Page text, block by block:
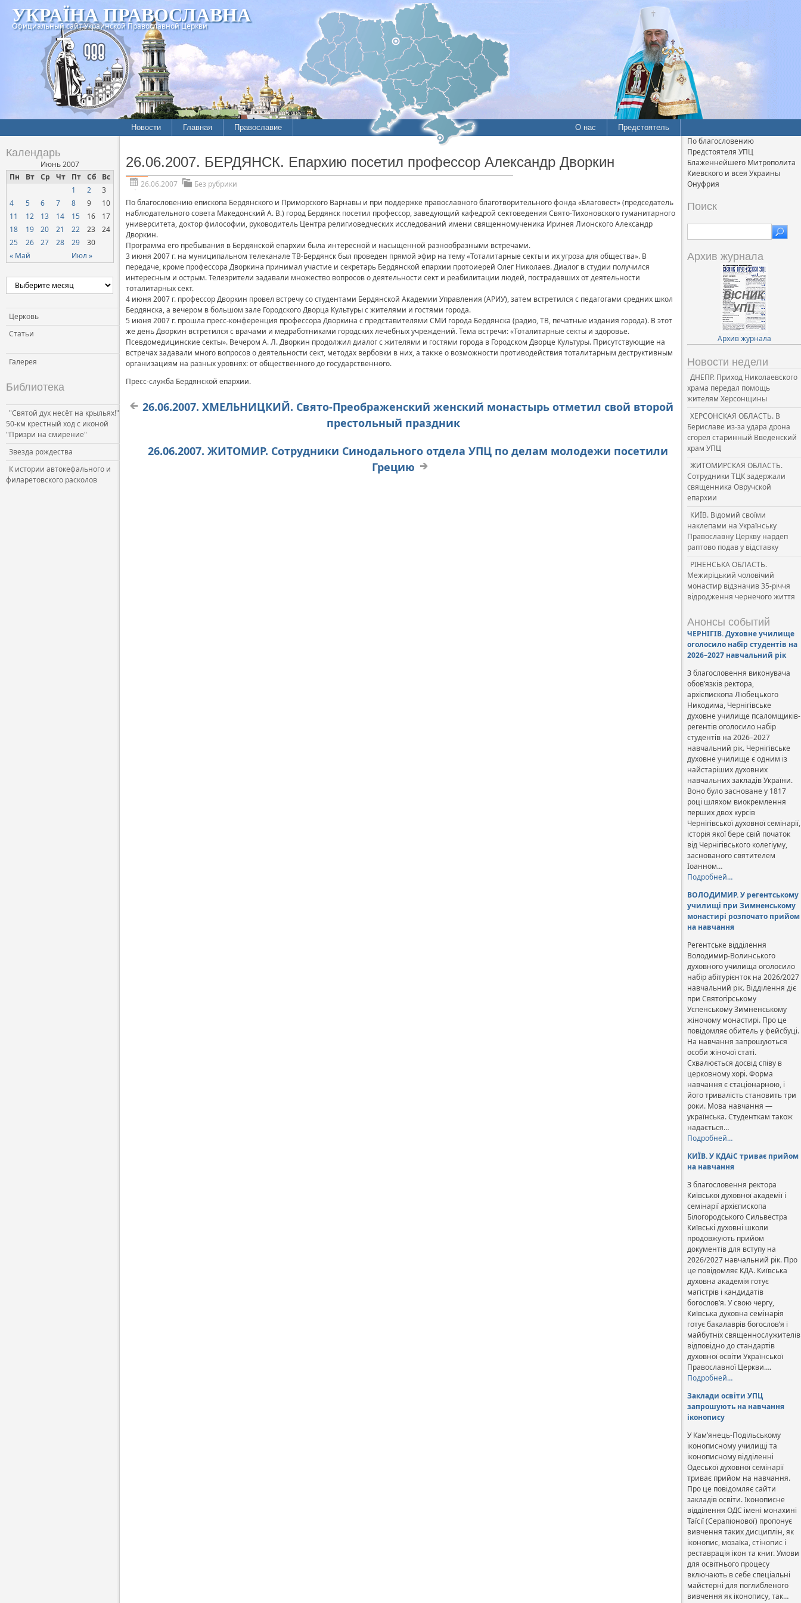
УКРАЇНА ПРАВОСЛАВНА
Официальный сайт Украинской Православной Церкви
Новости Главная Православие О нас Предстоятель
Календарь
Июнь 2007
Пн
Вт Ср Чт Пт Сб Вс
« Май Июл »
1 2
3
4
5 6 7 8 9
10
11
12 13 14 15 16
17
18
19 20 21 22 23
24
25
26 27 28 29 30
Церковь
Статьи
Галерея
Библиотека
"Святой дух несёт на крыльях!"
50-км крестный ход с иконой
"Призри на смирение"
Звезда рождества
К истории автокефального и
филаретовского расколов
26.06.2007. БЕРДЯНСК. Епархию посетил профессор Александр Дворкин
26.06.2007
Без рубрики
По благословению епископа Бердянского и Приморского Варнавы и при поддержке православного благотворительного фонда «Благовест» (председатель
наблюдательного совета Македонский А. В.) город Бердянск посетил профессор, заведующий кафедрой сектоведения Свято-Тихоновского гуманитарного
университета, доктор философии, руководитель Центра религиоведческих исследований имени священномученика Иринея Лионского Александр
Дворкин.
Программа его пребывания в Бердянской епархии была интересной и насыщенной разнообразными встречами.
3 июня 2007 г. на муниципальном телеканале ТВ-Бердянск был проведен прямой эфир на тему «Тоталитарные секты и их угроза для общества». В
передаче, кроме профессора Дворкина принимал участие и секретарь Бердянской епархии протоиерей Олег Николаев. Диалог в студии получился
интересным и острым. Телезрители задавали множество вопросов о деятельности сект и реабилитации людей, пострадавших от деятельности
тоталитарных сект.
4 июня 2007 г. профессор Дворкин провел встречу со студентами Бердянской Академии Управления (АРИУ), затем встретился с педагогами средних школ
Бердянска, а вечером в большом зале Городского Дворца Культуры с жителями и гостями города.
5 июня 2007 г. прошла пресс-конференция профессора Дворкина с представителями СМИ города Бердянска (радио, ТВ, печатные издания города). В этот
же день Дворкин встретился с врачами и медработниками городских лечебных учреждений. Тема встречи: «Тоталитарные секты и здоровье.
Псевдомедицинские секты». Вечером А. Л. Дворкин продолжил диалог с жителями и гостями города в Городском Дворце Культуры. Присутствующие на
встречах задавали много вопросов о деятельности сект, методах вербовки в них, а также о возможности противодействия тоталитарным деструктивным
организациям на разных уровнях: от общественного до государственного.
Пресс-служба Бердянской епархии.
26.06.2007. ХМЕЛЬНИЦКИЙ. Свято-Преображенский женский монастырь отметил свой второй
престольный праздник
26.06.2007. ЖИТОМИР. Сотрудники Синодального отдела УПЦ по делам молодежи посетили
Грецию
По благословению
Предстоятеля УПЦ
Блаженнейшего Митрополита
Киевского и всея Украины
Онуфрия
Поиск
Архив журнала
Архив журнала
Новости недели
ДНЕПР. Приход Николаевского
храма передал помощь
жителям Херсонщины
ХЕРСОНСКАЯ ОБЛАСТЬ. В
Бериславе из-за удара дрона
сгорел старинный Введенский
храм УПЦ
ЖИТОМИРСКАЯ ОБЛАСТЬ.
Сотрудники ТЦК задержали
священника Овручской
епархии
КИЇВ. Відомий своїми
наклепами на Українську
Православну Церкву нардеп
раптово подав у відставку
РІНЕНСЬКА ОБЛАСТЬ.
Межиріцький чоловічий
монастир відзначив 35-річчя
відродження чернечого життя
Анонсы событий
ЧЕРНІГІВ. Духовне училище
оголосило набір студентів на
2026–2027 навчальний рік
З благословення виконувача
обов’язків ректора,
архієпископа Любецького
Никодима, Чернігівське
духовне училище псаломщиків-
регентів оголосило набір
студентів на 2026–2027
навчальний рік. Чернігівське
духовне училище є одним із
найстаріших духовних
навчальних закладів України.
Воно було засноване у 1817
році шляхом виокремлення
перших двох курсів
Чернігівської духовної семінарії,
історія якої бере свій початок
від Чернігівського колегіуму,
заснованого святителем
Іоанном…
Подробней…
ВОЛОДИМИР. У регентському
училищі при Зимненському
монастирі розпочато прийом
на навчання
Регентське відділення
Володимир-Волинського
духовного училища оголосило
набір абітурієнток на 2026/2027
навчальний рік. Відділення діє
при Святогірському
Успенському Зимненському
жіночому монастирі. Про це
повідомляє обитель у фейсбуці.
На навчання запрошуються
особи жіночої статі.
Схвалюється досвід співу в
церковному хорі. Форма
навчання є стаціонарною, і
його тривалість становить три
роки. Мова навчання —
українська. Студенткам також
надається…
Подробней…
КИЇВ. У КДАіС триває прийом
на навчання
З благословення ректора
Київської духовної академії і
семінарії архієпископа
Білогородського Сильвестра
Київські духовні школи
продовжують прийом
документів для вступу на
2026/2027 навчальний рік. Про
це повідомляє КДА. Київська
духовна академія готує
магістрів і кандидатів
богослов’я. У свою чергу,
Київська духовна семінарія
готує бакалаврів богослов’я і
майбутніх священнослужителів
відповідно до стандартів
духовної освіти Української
Православної Церкви….
Подробней…
Заклади освіти УПЦ
запрошують на навчання
іконопису
У Кам’янець-Подільському
іконописному училищі та
іконописному відділенні
Одеської духовної семінарії
триває прийом на навчання.
Про це повідомляє сайти
закладів освіти. Іконописне
відділення ОДС імені монахині
Таїсії (Серапіонової) пропонує
вивчення таких дисциплін, як
іконопис, мозаїка, стінопис і
реставрація ікон та книг. Умови
для освітнього процесу
включають в себе спеціальні
майстерні для поглибленого
вивчення як іконопису, так…